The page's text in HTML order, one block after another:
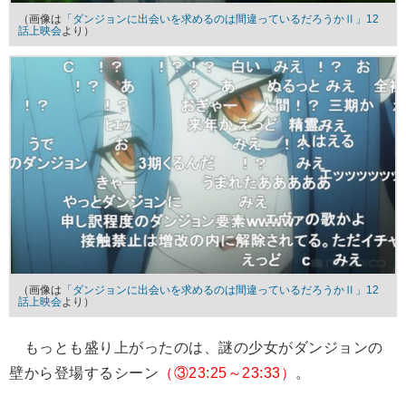
（画像は 「ダンジョンに出会いを求めるのは間違っているだろうかⅡ」12
話上映会より）
（画像は 「ダンジョンに出会いを求めるのは間違っているだろうかⅡ」12
話上映会より）
もっとも盛り上がったのは、謎の少女がダンジョンの
壁から登場するシーン （③23:25～23:33） 。